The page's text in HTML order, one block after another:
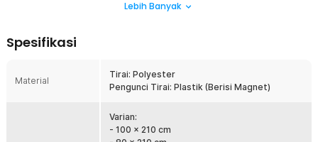
Sistem pemasangan lebih kuat karena menggunakan paku
Overview
malam hari? Jika demikian, tirai pintu anti nyamuk dari TaffHOME adalah
solusinya. Tirai ini berbentuk jaring dengan kerapatan tinggi sehingga
bergaris yang modern membuatnya serasi dengan interior rumah Anda.
Lebih Banyak
Spesifikasi
Material
Tirai: Polyester
Pengunci Tirai: Plastik (Berisi Magnet)
Varian:
- 100 x 210 cm